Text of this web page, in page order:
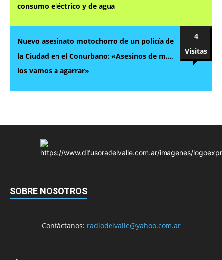
consumo eléctrico y de agua
Nuevo asesinato motochorro de un policía de
la Ciudad en el Conurbano: «Asesinos de m…,
los vamos a agarrar»
4
Visitas
SOBRE NOSOTROS
Contáctanos: radiodelvalle@yahoo.com.ar